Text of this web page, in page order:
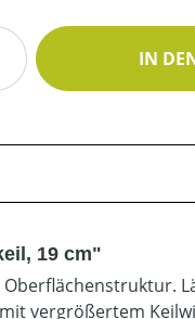
Gib den IN
19 cm"
vergrößertem